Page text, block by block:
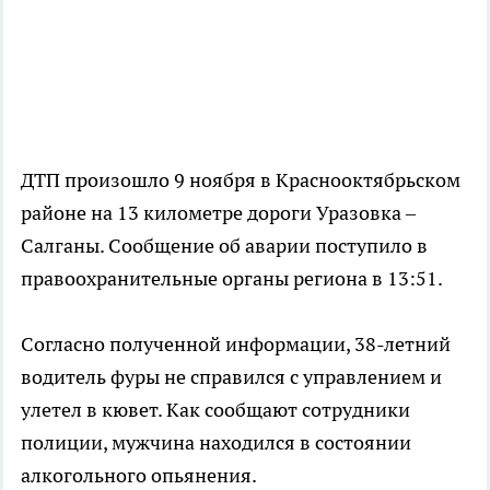
ДТП произошло 9 ноября в Краснооктябрьском
районе на 13 километре дороги Уразовка –
Салганы. Сообщение об аварии поступило в
правоохранительные органы региона в 13:51.
Согласно полученной информации, 38-летний
водитель фуры не справился с управлением и
улетел в кювет. Как сообщают сотрудники
полиции, мужчина находился в состоянии
алкогольного опьянения.